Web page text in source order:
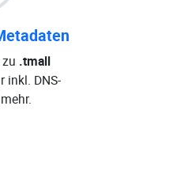
.tmall
inkl. DNS-